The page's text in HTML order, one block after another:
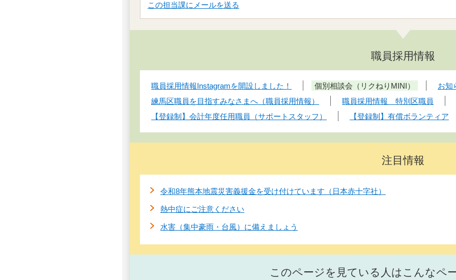
この担当課にメールを送る
職員採用情報
職員採用情報Instagramを開設しました！ 個別相談会（リクねりMINI）
お知
練馬区職員を目指すみなさまへ（職員採用情報）
職員採用情報 特別区職員
【登録制】会計年度任用職員（サポートスタッフ）
【登録制】有償ボランティア
注目情報
令和8年熊本地震災害義援金を受け付けています（日本赤十字社）
熱中症にご注意ください
水害（集中豪雨・台風）に備えましょう
このページを見ている人はこんなペ